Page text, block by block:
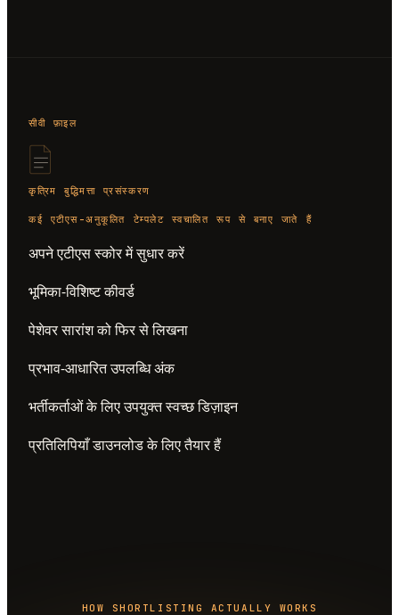
सीवी फ़ाइल
कृत्रिम बुद्धिमत्ता प्रसंस्करण
कई एटीएस-अनुकूलित टेम्पलेट स्वचालित रूप से बनाए जाते हैं
अपने एटीएस स्कोर में सुधार करें
भूमिका-विशिष्ट कीवर्ड
पेशेवर सारांश को फिर से लिखना
प्रभाव-आधारित उपलब्धि अंक
भर्तीकर्ताओं के लिए उपयुक्त स्वच्छ डिज़ाइन
प्रतिलिपियाँ डाउनलोड के लिए तैयार हैं
HOW SHORTLISTING ACTUALLY WORKS